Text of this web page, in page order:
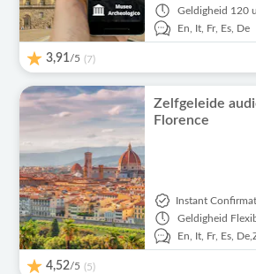
Geldigheid 120
En,
It, Fr, Es, De
3,91/5 (7)
Zelfgeleide
Florence
Instant
Geldigheid
En,
It, Fr, Es, De,
4,52/5 (5)